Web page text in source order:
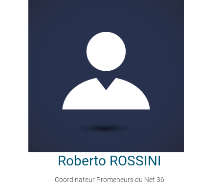
Roberto ROSSINI
Coordinateur Promeneurs du Net 36